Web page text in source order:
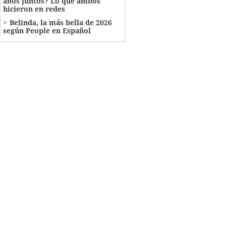
hicieron en redes
Belinda, la más bella de 2026
según People en Español